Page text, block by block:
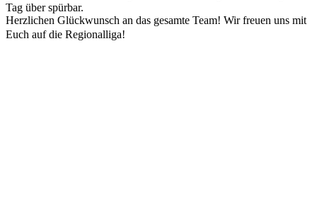
Tag über spürbar.
Herzlichen Glückwunsch an das gesamte Team! Wir freuen uns mit
Euch auf die Regionalliga!